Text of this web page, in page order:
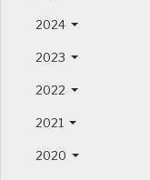
2024
2023
2022
2021
2020